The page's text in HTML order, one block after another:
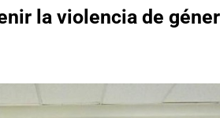
la violencia de